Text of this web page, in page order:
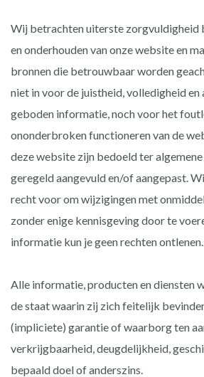
Wij betrachten uiterste zorgvuldigheid
en onderhouden van onze website en
bronnen die betrouwbaar worden
niet in voor de juistheid, volledigheid
geboden informatie, noch voor het
ononderbroken functioneren van de
deze website zijn bedoeld ter
geregeld aangevuld en/of aangepast.
recht voor om wijzigingen met
zonder enige kennisgeving door te
informatie kun je geen rechten ontlenen.
Alle informatie, producten en diensten
de staat waarin zij zich feitelijk
(impliciete) garantie of waarborg ten
verkrijgbaarheid, deugdelijkheid,
bepaald doel of anderszins.